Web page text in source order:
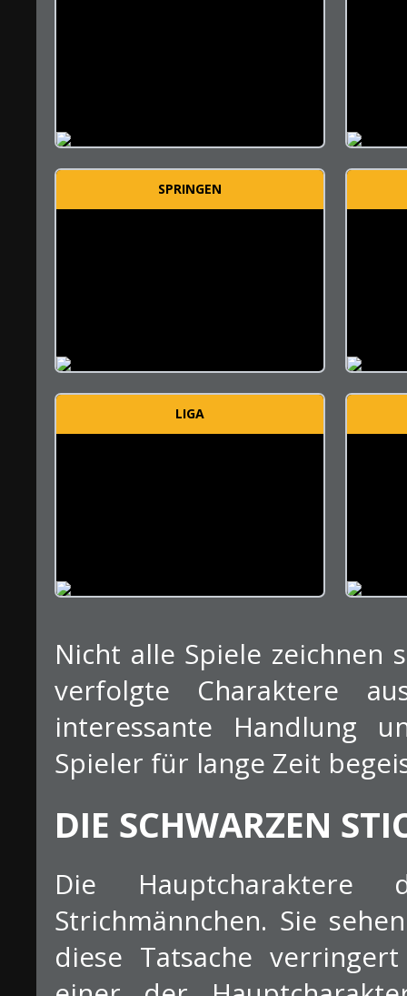
SPRINGEN
LIGA
Nicht alle Spiele zeichnen
verfolgte Charaktere
interessante Handlung
Spieler für lange Zeit
DIE SCHWARZEN
Die
Strichmännchen. Sie
diese Tatsache